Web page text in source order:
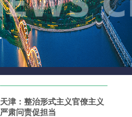
天津：整治形式主义官僚主义
严肃问责促担当